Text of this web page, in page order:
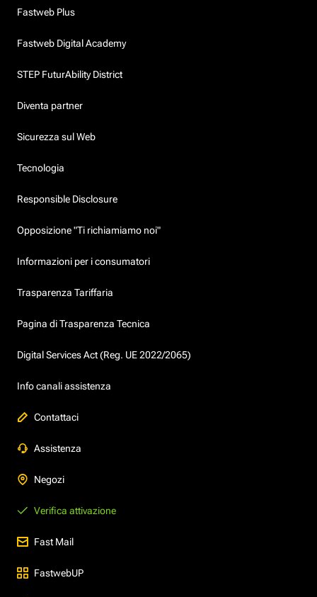
Fastweb Plus
Fastweb Digital Academy
STEP FuturAbility District
Diventa partner
Sicurezza sul Web
Tecnologia
Responsible Disclosure
Opposizione "Ti richiamiamo noi"
Informazioni per i consumatori
Trasparenza Tariffaria
Pagina di Trasparenza Tecnica
Digital Services Act (Reg. UE 2022/2065)
Info canali assistenza
Contattaci
Assistenza
Negozi
Verifica attivazione
Fast Mail
FastwebUP